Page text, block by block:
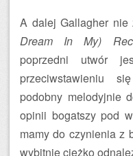
A dalej Gallagher nie
Dream In My)
poprzedni utwór
przeciwstawieniu
podobny melodyjnie
opinii bogatszy pod
mamy do czynienia z
wybitnie ciężko